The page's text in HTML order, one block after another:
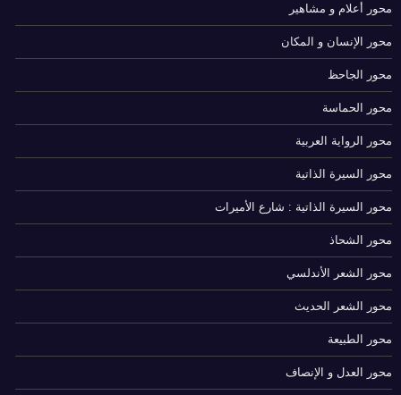
محور أعلام و مشاهير
محور الإنسان و المكان
محور الجاحظ
محور الحماسة
محور الرواية العربية
محور السيرة الذاتية
محور السيرة الذاتية : شارع الأميرات
محور الشحاذ
محور الشعر الأندلسي
محور الشعر الحديث
محور الطبيعة
محور العدل و الإنصاف